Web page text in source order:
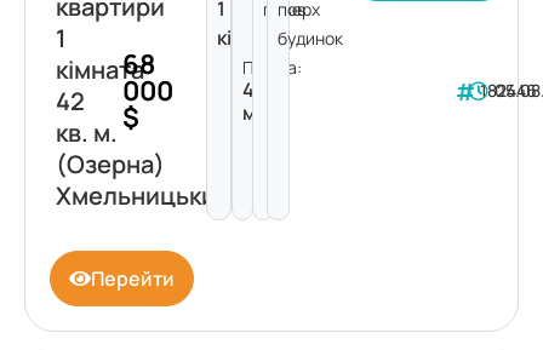
квартири
1
кімната
42
кв. м.
(Озерна)
Хмельницький
68
000
$
1
кімната
Площа:
42
м²
поверх
пов.
будинок
182446
Перейти